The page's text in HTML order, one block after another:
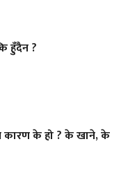
हुँदैन ?
कारण के हो ? के खाने, के